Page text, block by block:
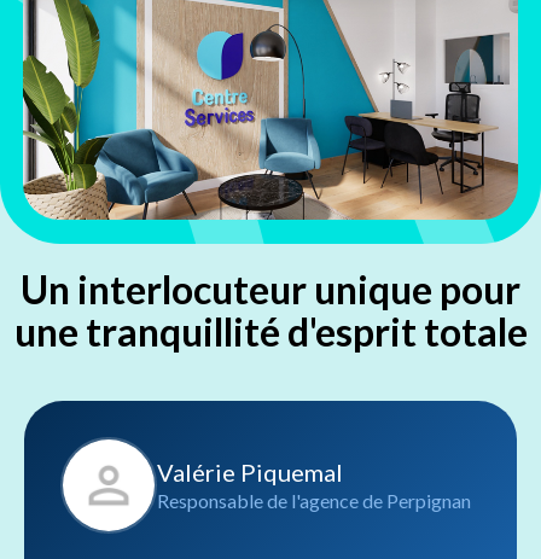
Un interlocuteur unique pour
une tranquillité d'esprit totale
Valérie Piquemal
Responsable de l'agence de Perpignan